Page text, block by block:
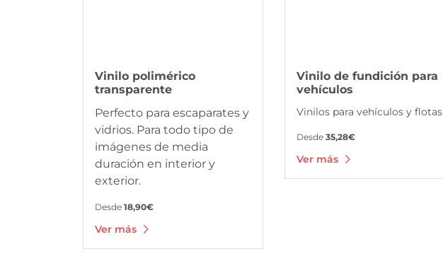
Vinilo polimérico
transparente
Perfecto para escaparates y
vidrios. Para todo tipo de
imágenes de media
duración en interior y
exterior.
Desde 18,90€
Ver más
Vinilo de fundición para
vehículos
Vinilos para vehículos y flotas
Desde 35,28€
Ver más